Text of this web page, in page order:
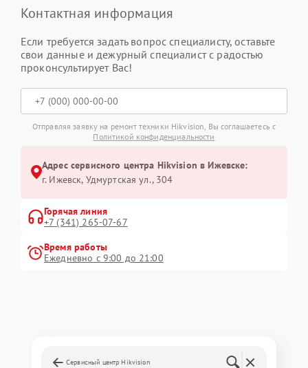
Контактная информация
Если требуется задать вопрос специалисту, оставьте
свои данные и дежурный специалист с радостью
проконсультирует Вас!
Отправляя заявку на ремонт техники Hikvision, Вы соглашаетесь с
Политикой конфиденциальности
Адрес сервисного центра Hikvision в Ижевске:
г. Ижевск, Удмуртская ул., 304
Горячая линия
+7 (341) 265-07-67
Время работы
Ежедневно с 9:00 до 21:00
Сервисный центр Hikvision